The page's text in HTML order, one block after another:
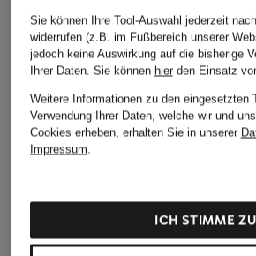
590 € 195 €
Sie können Ihre Tool-Auswahl jederzeit
widerrufen (z.B. im Fußbereich unserer
jedoch keine Auswirkung auf die bisherige
Ihrer Daten. Sie können hierden Einsatz
Weitere Informationen zu den eingesetzten
Verwendung Ihrer Daten, welche wir und
Cookies erheben, erhalten Sie in unserer
Impressum.
ICH STIMME ZU